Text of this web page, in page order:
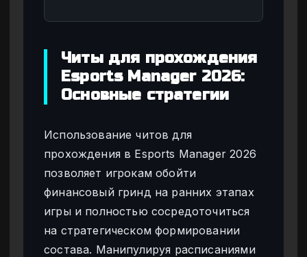
Читы для прохождения
Esports Manager 2026:
Основные стратегии
Использование читов для
прохождения в Esports Manager 2026
позволяет игрокам обойти
финансовый гринд на ранних этапах
игры и полностью сосредоточиться
на стратегическом формировании
состава. Манипулируя расписаниями